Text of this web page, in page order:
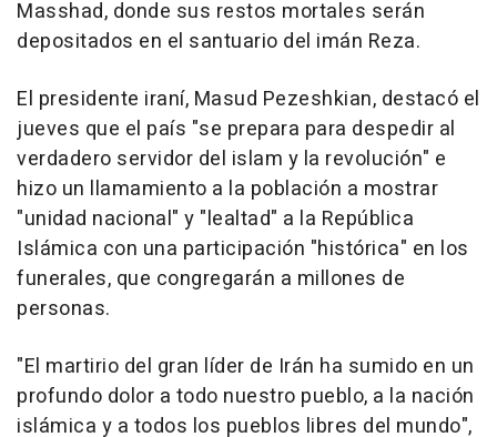
Masshad, donde sus restos mortales serán
depositados en el santuario del imán Reza.
El presidente iraní, Masud Pezeshkian, destacó el
jueves que el país "se prepara para despedir al
verdadero servidor del islam y la revolución" e
hizo un llamamiento a la población a mostrar
"unidad nacional" y "lealtad" a la República
Islámica con una participación "histórica" en los
funerales, que congregarán a millones de
personas.
"El martirio del gran líder de Irán ha sumido en un
profundo dolor a todo nuestro pueblo, a la nación
islámica y a todos los pueblos libres del mundo",